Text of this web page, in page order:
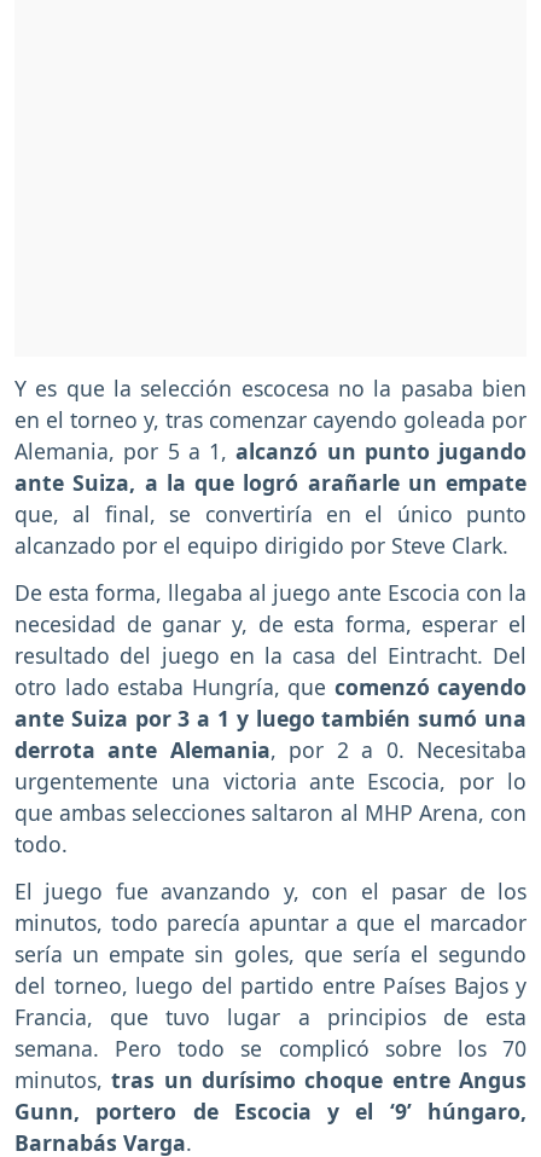
Y es que la selección escocesa no la pasaba bien
en el torneo y, tras comenzar cayendo goleada por
Alemania, por 5 a 1,alcanzó un punto jugando
ante Suiza, a la que logró arañarle un empate
que, al final, se convertiría en el único punto
alcanzado por el equipo dirigido por Steve Clark.
De esta forma, llegaba al juego ante Escocia con la
necesidad de ganar y, de esta forma, esperar el
resultado del juego en la casa del Eintracht. Del
otro lado estaba Hungría, que comenzó cayendo
ante Suiza por 3 a 1 y luego también sumó una
derrota ante Alemania, por 2 a 0. Necesitaba
urgentemente una victoria ante Escocia, por lo
que ambas selecciones saltaron al MHP Arena, con
todo.
El juego fue avanzando y, con el pasar de los
minutos, todo parecía apuntar a que el marcador
sería un empate sin goles, que sería el segundo
del torneo, luego del partido entre Países Bajos y
Francia, que tuvo lugar a principios de esta
semana. Pero todo se complicó sobre los 70
minutos,tras un durísimo choque entre Angus
Gunn, portero de Escocia y el ‘9’ húngaro,
Barnabás Varga.